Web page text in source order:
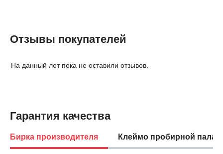
Отзывы покупателей
На данный лот пока не оставили отзывов.
Гарантия качества
Бирка производителя Клеймо пробирной